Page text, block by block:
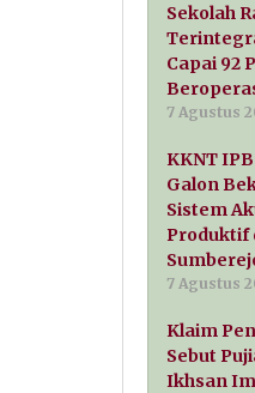
Sekolah
Capai 92
7 Agustus
KKNT
Galon
Sistem
Produktif
7 Agustus
Klaim
Sebut
Ikhsan